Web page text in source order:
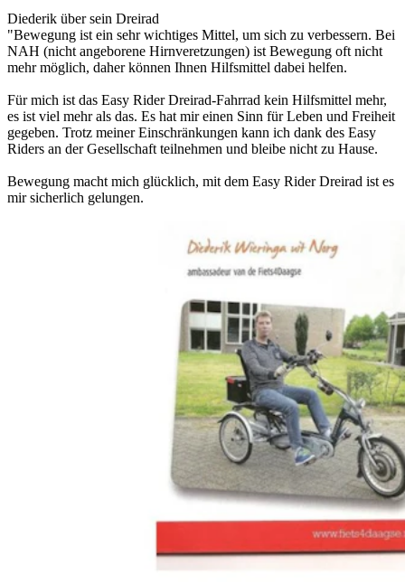
Diederik über sein Dreirad
"Bewegung ist ein sehr wichtiges Mittel, um sich zu verbessern. Bei
NAH (nicht angeborene Hirnveretzungen) ist Bewegung oft nicht
mehr möglich, daher können Ihnen Hilfsmittel dabei helfen.
Für mich ist das Easy Rider Dreirad-Fahrrad kein Hilfsmittel mehr,
es ist viel mehr als das. Es hat mir einen Sinn für Leben und Freiheit
gegeben. Trotz meiner Einschränkungen kann ich dank des Easy
Riders an der Gesellschaft teilnehmen und bleibe nicht zu Hause.
Bewegung macht mich glücklich, mit dem Easy Rider Dreirad ist es
mir sicherlich gelungen.